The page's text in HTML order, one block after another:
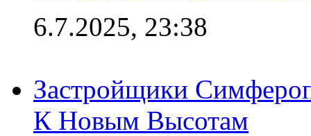
6.7.2025, 23:38
Застройщики
К Новым Высотам